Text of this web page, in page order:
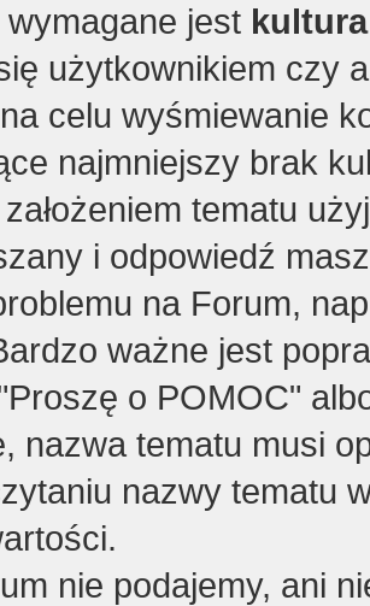
jest
użytkownikiem czy
celu wyśmiewanie
najmniejszy brak
tematu
i odpowiedź
na Forum,
ważne jest
o POMOC"
nazwa tematu musi
nazwy tematu
nie podajemy, ani